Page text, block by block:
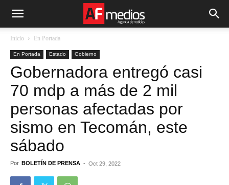
Inicio En Portada
En Portada Estado Gobierno
Gobernadora entregó casi
70 mdp a más de 2 mil
personas afectadas por
sismo en Tecomán, este
sábado
Por BOLETÍN DE PRENSA - Oct 29, 2022